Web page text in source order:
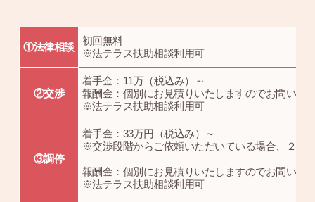
①法律相談
初回無料
※法テラス扶助相談利用可
②交渉
着手金：11万（税込み）～
報酬金：個別にお見積りいたしますのでお問い合
※法テラス扶助相談利用可
③調停
着手金：33万円（税込み）～
※交渉段階からご依頼いただいている場合、２２
報酬金：個別にお見積りいたしますのでお問い合
※法テラス扶助相談利用可